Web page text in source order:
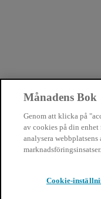
Månadens Bok
Genom att klicka på
av cookies på din
analysera
marknadsföringsinsatser.
Cookie-